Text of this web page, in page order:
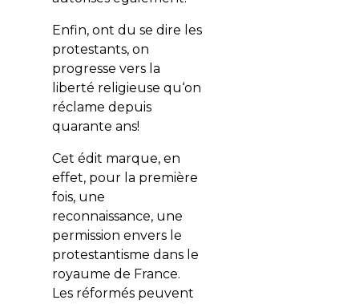
Enfin, ont du se dire les
protestants, on
progresse vers la
liberté religieuse qu‘on
réclame depuis
quarante ans!
Cet édit marque, en
effet, pour la première
fois, une
reconnaissance, une
permission envers le
protestantisme dans le
royaume de France.
Les réformés peuvent